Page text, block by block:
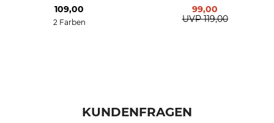
109,00
2 Farben
99,00
UVP 119,00
KUNDENFRAGEN